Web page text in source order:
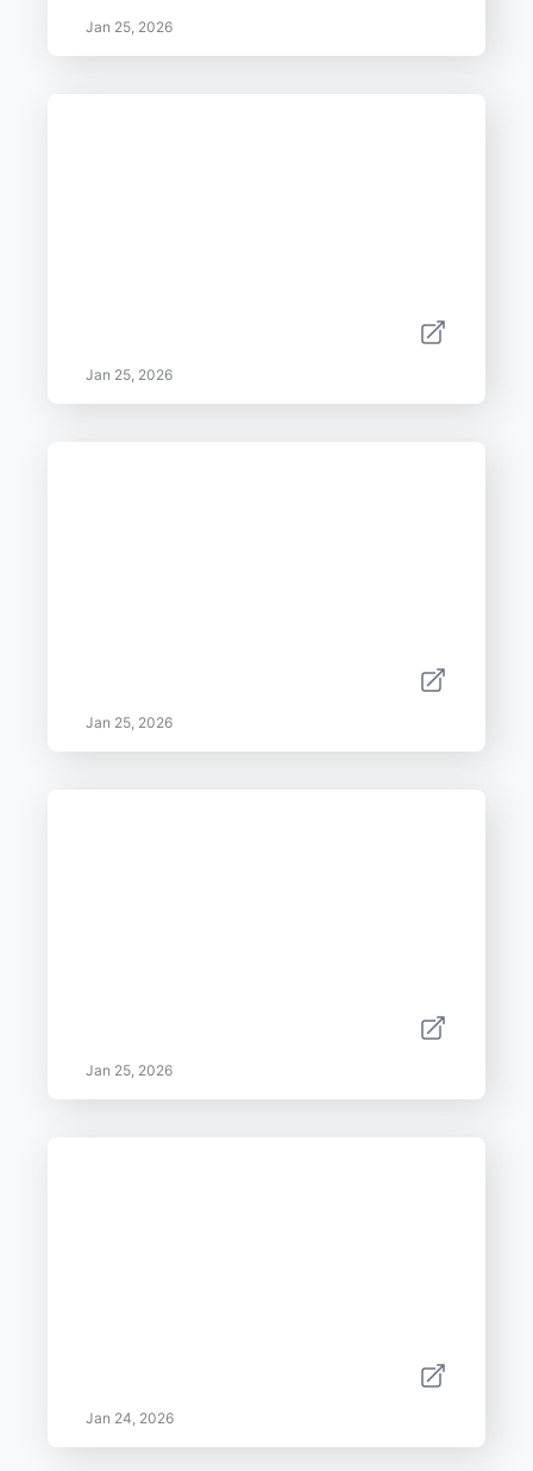
Jan 25, 2026
Jan 25, 2026
Jan 25, 2026
Jan 25, 2026
Jan 24, 2026